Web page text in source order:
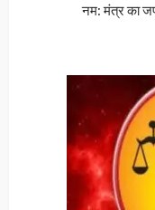
नम: मंत्र का